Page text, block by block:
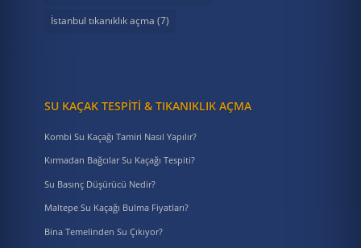
İstanbul tıkanıklık açma (7)
SU KAÇAK TESPITI & TIKANIKLIK AÇMA
Kombi Su Kaçağı Tamiri Nasıl Yapılır?
Kırmadan Bağcılar Su Kaçağı Tespiti?
Su Basınç Düşürücü Nedir?
Maltepe Su Kaçağı Bulma Fiyatları?
Bina Temelinden Su Çıkıyor?